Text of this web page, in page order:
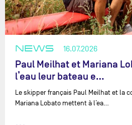
NEWS 16.07.2026
Paul Meilhat et Mariana
l’eau leur bateau e…
Le skipper français Paul Meilhat et la
Mariana Lobato mettent à l’ea…